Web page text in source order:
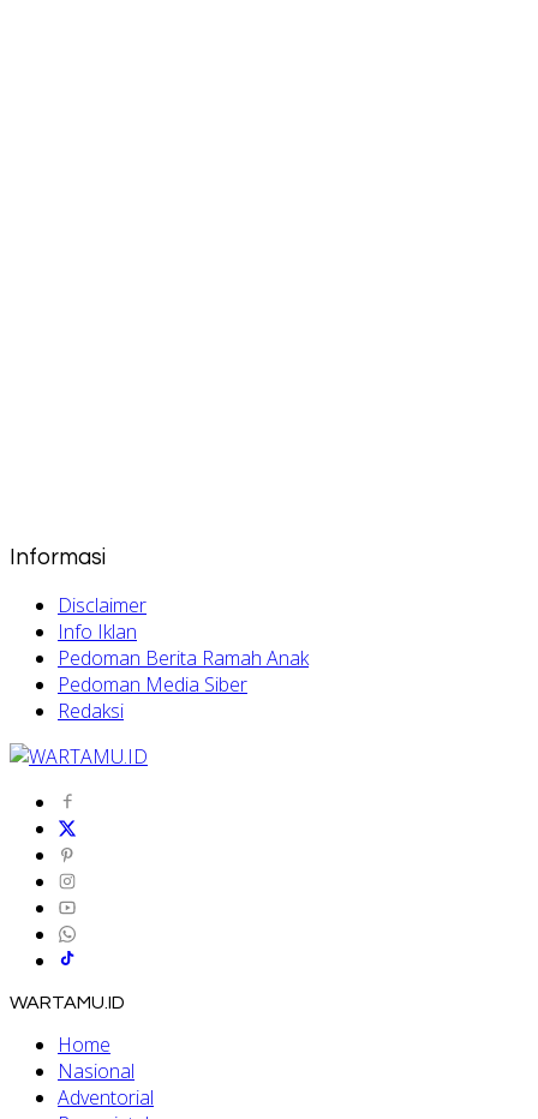
Informasi
Disclaimer
Info Iklan
Pedoman Berita Ramah Anak
Pedoman Media Siber
Redaksi
WARTAMU.ID
Home
Nasional
Adventorial